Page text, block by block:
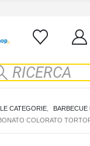
CATEGORIE,
BARBECUE
COLORATO